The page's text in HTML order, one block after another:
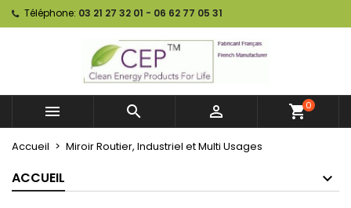
Téléphone: 03 21 27 32 01 - 06 62 77 05 31
   shopping_cart0
Accueil Miroir Routier, Industriel et Multi Usages
ACCUEIL